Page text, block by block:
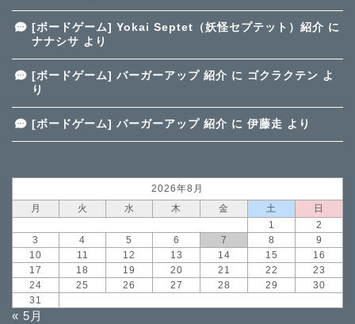
[ボードゲーム] Yokai Septet（妖怪セプテット）紹介 に
ナナシサ より
[ボードゲーム] バーガーアップ 紹介 に ゴクラクテン よ
り
[ボードゲーム] バーガーアップ 紹介 に 伊藤走 より
2026年8月
月
火 水 木 金 土
日
1
2
3
4 5 6 7 8
9
10
11 12 13 14 15
16
17
18 19 20 21 22
23
24
25 26 27 28 29
30
31
« 5月